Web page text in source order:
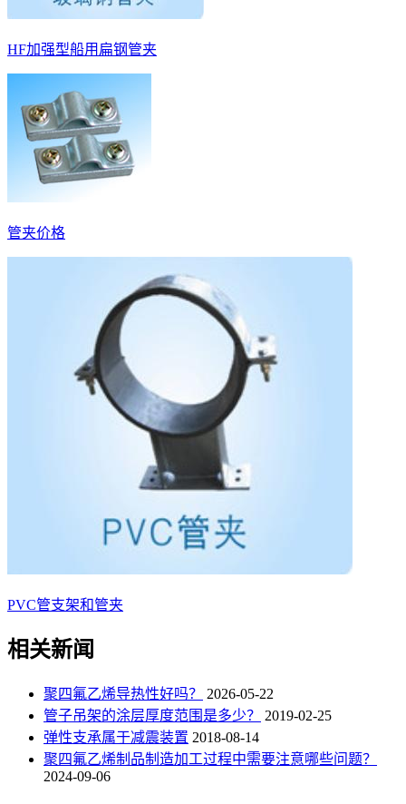
HF加强型船用扁钢管夹
管夹价格
PVC管支架和管夹
相关新闻
‌聚四氟乙烯导热性好吗？‌
2026-05-22
管子吊架的涂层厚度范围是多少？
2019-02-25
弹性支承属于减震装置 2018-08-14
聚四氟乙烯制品制造加工过程中需要注意哪些问题？
2024-09-06